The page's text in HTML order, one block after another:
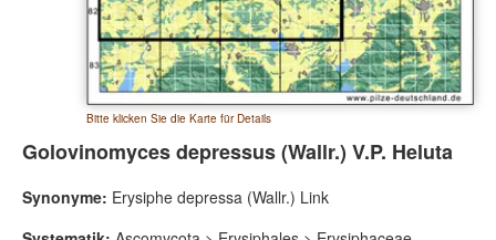
Bitte klicken Sie die Karte für Details
Golovinomyces depressus (Wallr.) V.P. Heluta
Synonyme: Erysiphe depressa (Wallr.) Link